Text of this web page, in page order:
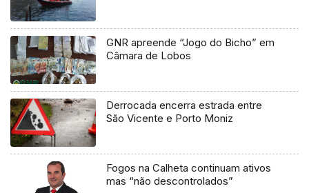
GNR apreende “Jogo do Bicho” em
Câmara de Lobos
Derrocada encerra estrada entre
São Vicente e Porto Moniz
Fogos na Calheta continuam ativos
mas “não descontrolados”